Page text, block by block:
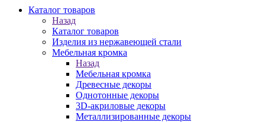
Каталог товаров
Назад
Каталог товаров
Изделия из нержавеющей стали
Мебельная кромка
Назад
Мебельная кромка
Древесные декоры
Однотонные декоры
3D-акриловые декоры
Металлизированные декоры